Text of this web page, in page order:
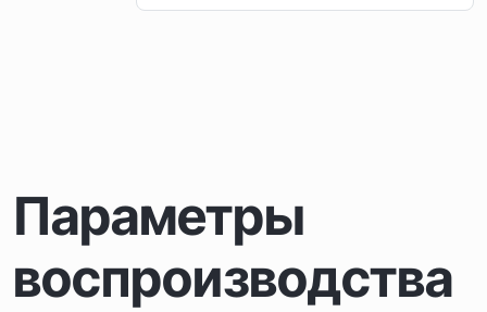
Параметры
воспроизводства